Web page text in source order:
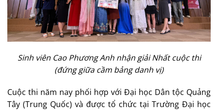
Sinh viên Cao Phương Anh nhận giải Nhất cuộc thi
(đứng giữa cầm bảng danh vị)
Cuộc thi năm nay phối hợp với Đại học Dân tộc Quảng
Tây (Trung Quốc) và được tổ chức tại Trường Đại học